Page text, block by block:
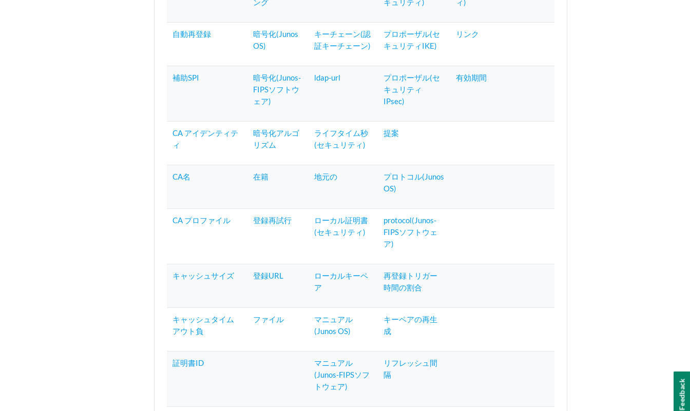
ング
キュリティ)
ィ)
自動再登録
暗号化(Junos
OS)
キーチェーン(認
証キーチェーン)
プロポーザル(セ
キュリティIKE)
リンク
補助SPI
暗号化(Junos-
FIPSソフトウ
ェア)
ldap-url
プロポーザル(セ
キュリティ
IPsec)
有効期間
CA アイデンティテ
ィ
暗号化アルゴ
リズム
ライフタイム秒
(セキュリティ)
提案
CA名 在籍 地元の
プロトコル(Junos
OS)
CA プロファイル 登録再試行
ローカル証明書
(セキュリティ)
protocol(Junos-
FIPSソフトウェ
ア)
キャッシュサイズ 登録URL
ローカルキーペ
ア
再登録トリガー
時間の割合
キャッシュタイム
アウト負
ファイル
マニュアル
(Junos OS)
キーペアの再生
成
証明書ID
マニュアル
(Junos-FIPSソフ
トウェア)
リフレッシュ間
隔
Feedback